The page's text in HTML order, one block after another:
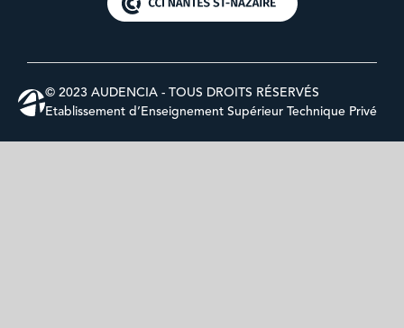
© 2023 AUDENCIA - TOUS DROITS RÉSERVÉS
Etablissement d’Enseignement Supérieur Technique Privé